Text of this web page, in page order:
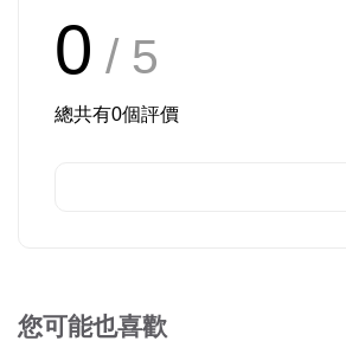
0 / 5
總共有0個評價
您可能也喜歡